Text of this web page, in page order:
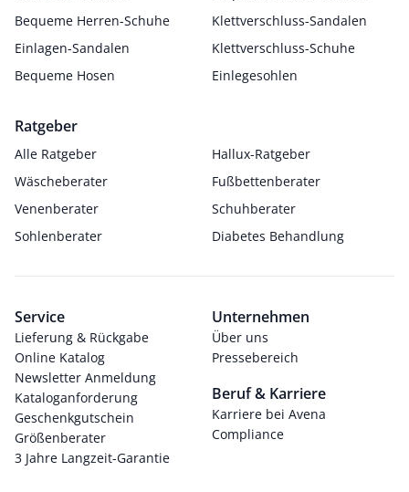
Bequeme Herren-Schuhe
Klettverschluss-Sandalen
Einlagen-Sandalen
Klettverschluss-Schuhe
Bequeme Hosen
Einlegesohlen
Ratgeber
Alle Ratgeber
Hallux-Ratgeber
Wäscheberater
Fußbettenberater
Venenberater
Schuhberater
Sohlenberater
Diabetes Behandlung
Service
Lieferung & Rückgabe
Online Katalog
Newsletter Anmeldung
Kataloganforderung
Geschenkgutschein
Größenberater
3 Jahre Langzeit-Garantie
Unternehmen
Über uns
Pressebereich
Beruf & Karriere
Karriere bei Avena
Compliance